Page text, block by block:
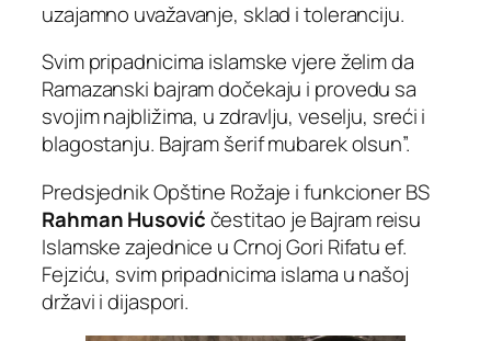
uzajamno uvažavanje, sklad i toleranciju.
Svim pripadnicima islamske vjere želim da
Ramazanski bajram dočekaju i provedu sa
svojim najbližima, u zdravlju, veselju, sreći i
blagostanju. Bajram šerif mubarek olsun”.
Predsjednik Opštine Rožaje i funkcioner BS
Rahman Husovićčestitao je Bajram reisu
Islamske zajednice u Crnoj Gori Rifatu ef.
Fejziću, svim pripadnicima islama u našoj
državi i dijaspori.